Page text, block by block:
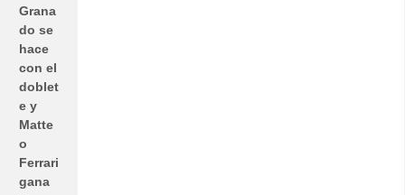
Grana
do se
hace
con el
doblet
e y
Matte
o
Ferrari
gana